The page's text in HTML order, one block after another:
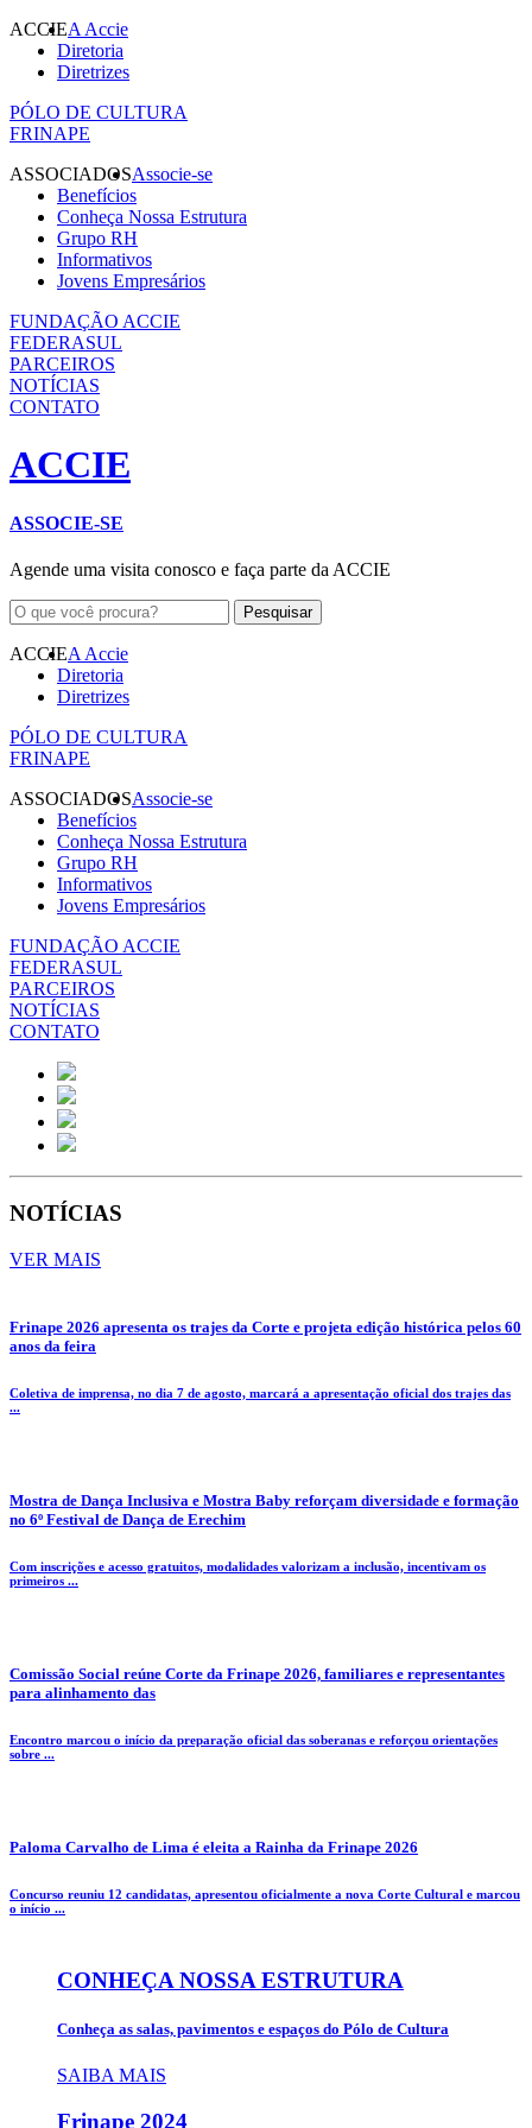
ACCIEA Accie
Diretoria
Diretrizes
PÓLO DE CULTURA
FRINAPE
ASSOCIADOSAssocie-se
Benefícios
Conheça Nossa Estrutura
Grupo RH
Informativos
Jovens Empresários
FUNDAÇÃO ACCIE
FEDERASUL
PARCEIROS
NOTÍCIAS
CONTATO
ACCIE
ASSOCIE-SE
Agende uma visita conosco e faça parte da ACCIE
ACCIEA Accie
Diretoria
Diretrizes
PÓLO DE CULTURA
FRINAPE
ASSOCIADOSAssocie-se
Benefícios
Conheça Nossa Estrutura
Grupo RH
Informativos
Jovens Empresários
FUNDAÇÃO ACCIE
FEDERASUL
PARCEIROS
NOTÍCIAS
CONTATO
NOTÍCIAS
VER MAIS
Frinape 2026 apresenta os trajes da Corte e projeta edição histórica pelos 60
anos da feira
Coletiva de imprensa, no dia 7 de agosto, marcará a apresentação oficial dos trajes das
...
Mostra de Dança Inclusiva e Mostra Baby reforçam diversidade e formação
no 6º Festival de Dança de Erechim
Com inscrições e acesso gratuitos, modalidades valorizam a inclusão, incentivam os
primeiros ...
Comissão Social reúne Corte da Frinape 2026, familiares e representantes
para alinhamento das
Encontro marcou o início da preparação oficial das soberanas e reforçou orientações
sobre ...
Paloma Carvalho de Lima é eleita a Rainha da Frinape 2026
Concurso reuniu 12 candidatas, apresentou oficialmente a nova Corte Cultural e marcou
o início ...
CONHEÇA NOSSA ESTRUTURA
Conheça as salas, pavimentos e espaços do Pólo de Cultura
SAIBA MAIS
Frinape 2024